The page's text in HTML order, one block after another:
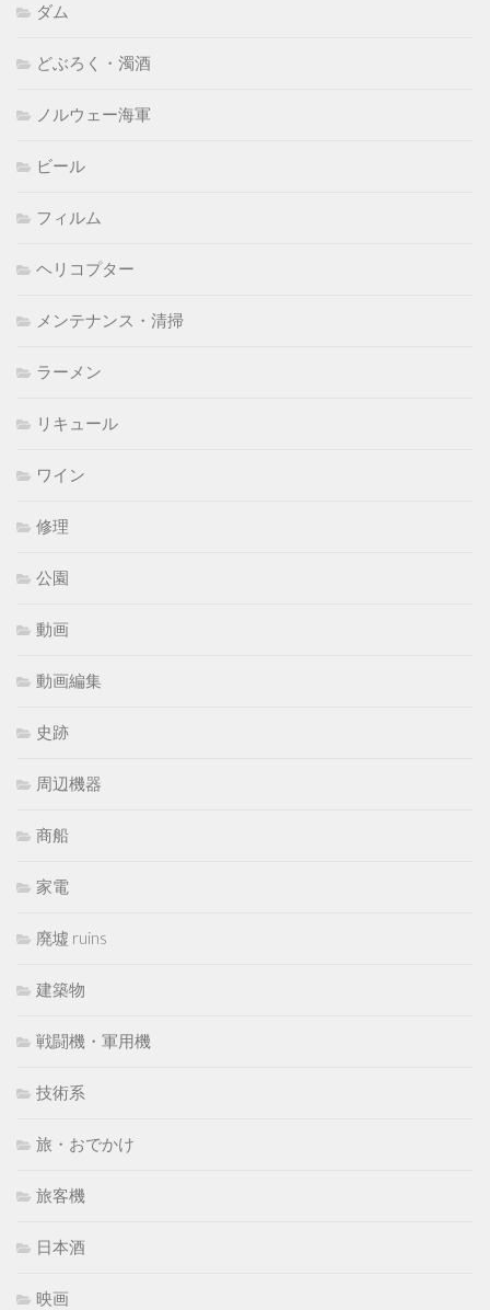
ダム
どぶろく・濁酒
ノルウェー海軍
ビール
フィルム
ヘリコプター
メンテナンス・清掃
ラーメン
リキュール
ワイン
修理
公園
動画
動画編集
史跡
周辺機器
商船
家電
廃墟 ruins
建築物
戦闘機・軍用機
技術系
旅・おでかけ
旅客機
日本酒
映画